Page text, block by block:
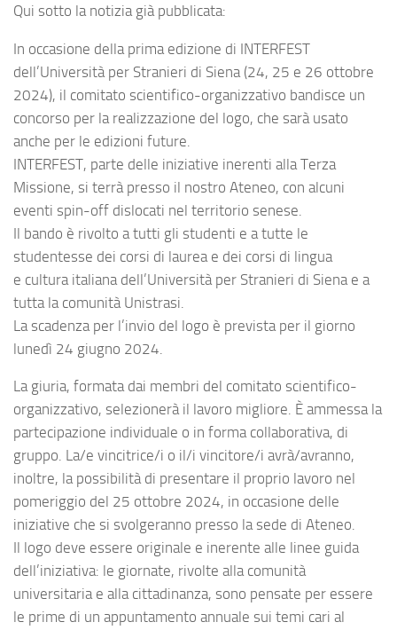
Qui sotto la notizia già pubblicata:
In occasione della prima edizione di INTERFEST
dell’Università per Stranieri di Siena (24, 25 e 26 ottobre
2024), il comitato scientifico-organizzativo bandisce un
concorso per la realizzazione del logo, che sarà usato
anche per le edizioni future.
INTERFEST, parte delle iniziative inerenti alla Terza
Missione, si terrà presso il nostro Ateneo, con alcuni
eventi spin-off dislocati nel territorio senese.
Il bando è rivolto a tutti gli studenti e a tutte le
studentesse dei corsi di laurea e dei corsi di lingua
e cultura italiana dell’Università per Stranieri di Siena e a
tutta la comunità Unistrasi.
La scadenza per l’invio del logo è prevista per il giorno
lunedì 24 giugno 2024.
La giuria, formata dai membri del comitato scientifico-
organizzativo, selezionerà il lavoro migliore. È ammessa la
partecipazione individuale o in forma collaborativa, di
gruppo. La/e vincitrice/i o il/i vincitore/i avrà/avranno,
inoltre, la possibilità di presentare il proprio lavoro nel
pomeriggio del 25 ottobre 2024, in occasione delle
iniziative che si svolgeranno presso la sede di Ateneo.
Il logo deve essere originale e inerente alle linee guida
dell’iniziativa: le giornate, rivolte alla comunità
universitaria e alla cittadinanza, sono pensate per essere
le prime di un appuntamento annuale sui temi cari al